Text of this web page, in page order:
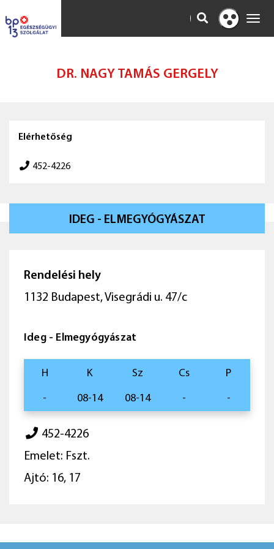
KERESÉS
Kontraszt
nézet
DR. NAGY TAMÁS GERGELY
Elérhetőség
452-4226
IDEG - ELMEGYÓGYÁSZAT
Rendelési hely
1132 Budapest, Visegrádi u. 47/c
Ideg - Elmegyógyászat
H K Sz Cs P
- 08-14 08-14 - -
452-4226
Emelet: Fszt.
Ajtó: 16, 17